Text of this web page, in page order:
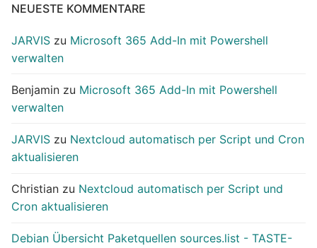
NEUESTE KOMMENTARE
JARVIS zu Microsoft 365 Add-In mit Powershell
verwalten
Benjamin zu Microsoft 365 Add-In mit Powershell
verwalten
JARVIS zu Nextcloud automatisch per Script und Cron
aktualisieren
Christian zu Nextcloud automatisch per Script und
Cron aktualisieren
Debian Übersicht Paketquellen sources.list - TASTE-